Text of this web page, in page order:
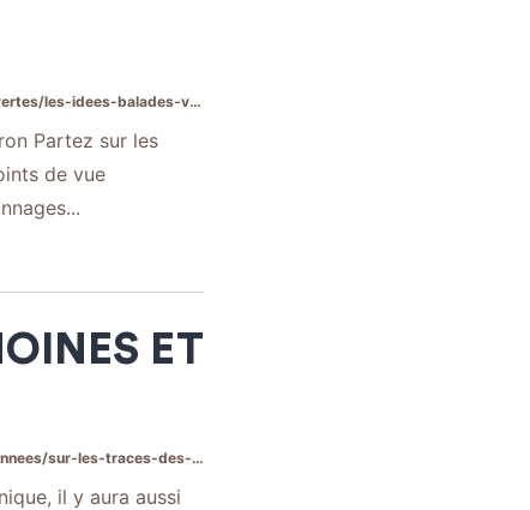
decouvertes/road-trip-van-et-vin/
Partez sur les
de vue
ET
moines-et-des-bonshommes-2/
il y aura aussi